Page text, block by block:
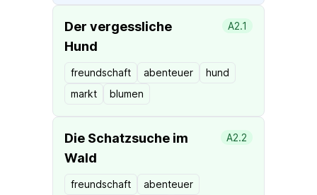
Der vergessliche
Hund
A2.1
freundschaft abenteuer
hund
markt
blumen
Die Schatzsuche im
Wald
A2.2
freundschaft
abenteuer